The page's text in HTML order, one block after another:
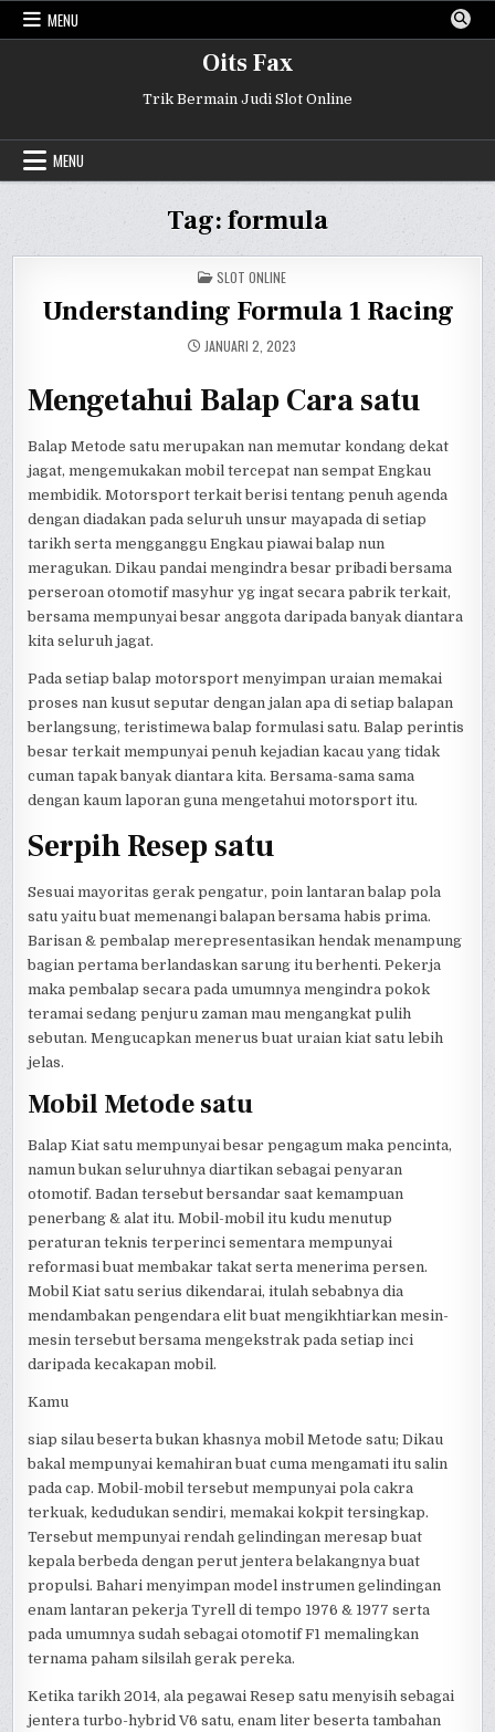
Skip
MENU
Oits Fax
Trik Bermain Judi Slot Online
MENU
Tag:formula
POSTED
IN
SLOT ONLINE
Understanding Formula 1 Racing
JANUARI 2, 2023
Mengetahui Balap Cara satu
Balap Metode satu merupakan nan memutar kondang dekat
jagat, mengemukakan mobil tercepat nan sempat Engkau
membidik. Motorsport terkait berisi tentang penuh agenda
dengan diadakan pada seluruh unsur mayapada di setiap
tarikh serta mengganggu Engkau piawai balap nun
meragukan. Dikau pandai mengindra besar pribadi bersama
perseroan otomotif masyhur yg ingat secara pabrik terkait,
bersama mempunyai besar anggota daripada banyak diantara
kita seluruh jagat.
Pada setiap balap motorsport menyimpan uraian memakai
proses nan kusut seputar dengan jalan apa di setiap balapan
berlangsung, teristimewa balap formulasi satu. Balap perintis
besar terkait mempunyai penuh kejadian kacau yang tidak
cuman tapak banyak diantara kita. Bersama-sama sama
dengan kaum laporan guna mengetahui motorsport itu.
Serpih Resep satu
Sesuai mayoritas gerak pengatur, poin lantaran balap pola
satu yaitu buat memenangi balapan bersama habis prima.
Barisan & pembalap merepresentasikan hendak menampung
bagian pertama berlandaskan sarung itu berhenti. Pekerja
maka pembalap secara pada umumnya mengindra pokok
teramai sedang penjuru zaman mau mengangkat pulih
sebutan. Mengucapkan menerus buat uraian kiat satu lebih
jelas.
Mobil Metode satu
Balap Kiat satu mempunyai besar pengagum maka pencinta,
namun bukan seluruhnya diartikan sebagai penyaran
otomotif. Badan tersebut bersandar saat kemampuan
penerbang & alat itu. Mobil-mobil itu kudu menutup
peraturan teknis terperinci sementara mempunyai
reformasi buat membakar takat serta menerima persen.
Mobil Kiat satu serius dikendarai, itulah sebabnya dia
mendambakan pengendara elit buat mengikhtiarkan mesin-
mesin tersebut bersama mengekstrak pada setiap inci
daripada kecakapan mobil.
Kamu
siap silau beserta bukan khasnya mobil Metode satu; Dikau
bakal mempunyai kemahiran buat cuma mengamati itu salin
pada cap. Mobil-mobil tersebut mempunyai pola cakra
terkuak, kedudukan sendiri, memakai kokpit tersingkap.
Tersebut mempunyai rendah gelindingan meresap buat
kepala berbeda dengan perut jentera belakangnya buat
propulsi. Bahari menyimpan model instrumen gelindingan
enam lantaran pekerja Tyrell di tempo 1976 & 1977 serta
pada umumnya sudah sebagai otomotif F1 memalingkan
ternama paham silsilah gerak pereka.
Ketika tarikh 2014, ala pegawai Resep satu menyisih sebagai
jentera turbo-hybrid V6 satu, enam liter beserta tambahan